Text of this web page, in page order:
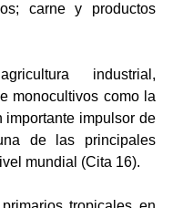
carne y productos
industrial,
monocultivos como la
impulsor de
de las principales
mundial (Cita 16).